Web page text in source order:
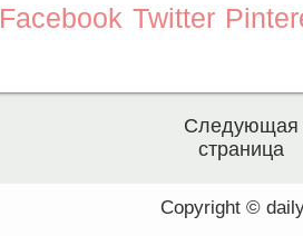
Facebook Twitter
Следующая
страница
Copyright ©